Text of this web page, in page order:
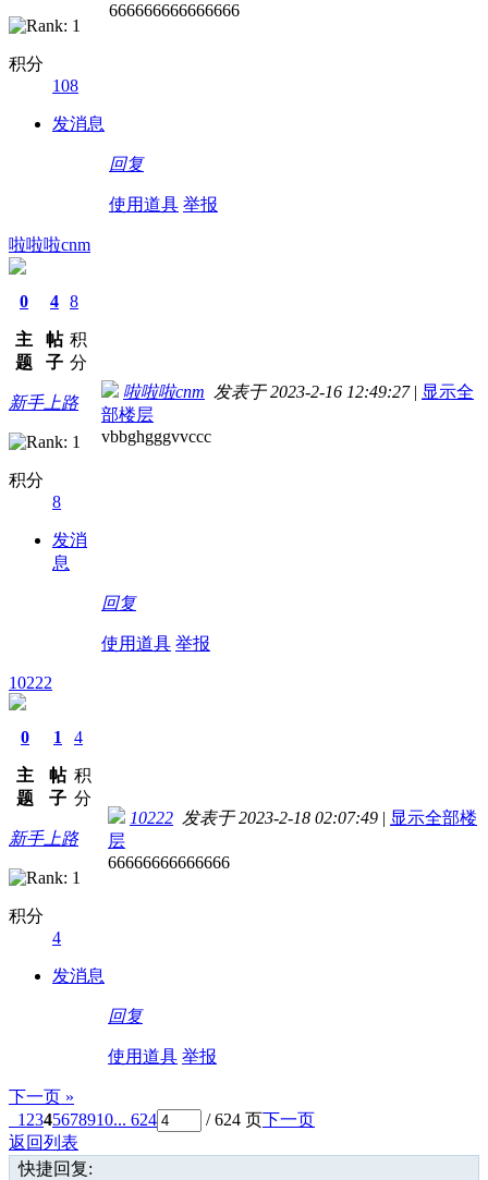
积分
108
发消息
666666666666666
回复
使用道具 举报
啦啦啦cnm
0
主
题
4
帖
子
8
积
分
新手上路
积分
8
发消
息
啦啦啦cnm 发表于 2023-2-16 12:49:27 | 显示全
部楼层
vbbghgggvvccc
回复
使用道具 举报
10222
0
主
题
1
帖
子
4
积
分
新手上路
积分
4
发消息
10222 发表于 2023-2-18 02:07:49 | 显示全部楼
层
66666666666666
回复
使用道具 举报
下一页 »
1 2345678910... 624 / 624 页下一页
返回列表
快捷回复: